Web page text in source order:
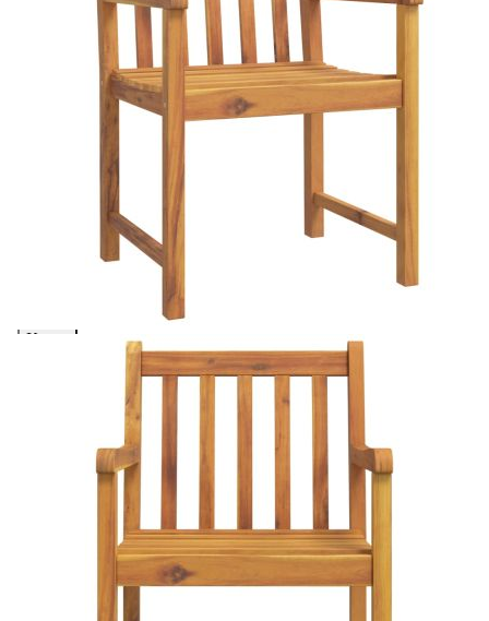
Височина на подлакътника от
66 см
Необходим монтаж: Да
Купи на изплащане
Credit calculator
Градински трапезен комплект, 7 части, акациево дърво
Please select credit institution
Цена на продукта:
€761.00
Extraction of information from credit institutions
Предоставената таблица е с информационна цел.
Добавете продукта в количката си с бутона "Добави в
количката" и при поръчка ще можете да изберете броя
вноски на кредита.
Acest tabel are caracter informativ. Adăugați produsul în
coșul de cumpărături unde veți putea selecta detaliile
cererii de creditare.
Предоставената таблица е с информационна цел.
Добавете продукта в количката си с бутона "Добави в
количката" и при поръчка ще можете да изберете броя
вноски на кредита.
Предоставената таблица е с информационна цел.
Добавете продукта в количката си с бутона "Добави в
количката" и при поръчка ще можете да изберете броя
вноски на кредита.